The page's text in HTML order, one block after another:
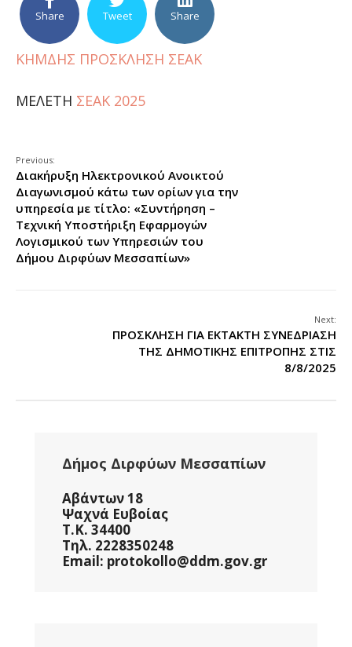
Share Tweet Share
ΚΗΜΔΗΣ ΠΡΟΣΚΛΗΣΗ ΣΕΑΚ
ΜΕΛΕΤΗ ΣΕΑΚ 2025
Previous:
Διακήρυξη Ηλεκτρονικού Ανοικτού
Διαγωνισμού κάτω των ορίων για την
υπηρεσία με τίτλο: «Συντήρηση –
Τεχνική Υποστήριξη Εφαρμογών
Λογισμικού των Υπηρεσιών του
Δήμου Διρφύων Μεσσαπίων»
Next:
ΠΡΟΣΚΛΗΣΗ ΓΙΑ ΕΚΤΑΚΤΗ ΣΥΝΕΔΡΙΑΣΗ
ΤΗΣ ΔΗΜΟΤΙΚΗΣ ΕΠΙΤΡΟΠΗΣ ΣΤΙΣ
8/8/2025
Δήμος Διρφύων Μεσσαπίων
Αβάντων 18
Ψαχνά Ευβοίας
Τ.Κ. 34400
Τηλ. 2228350248
Email: protokollo@ddm.gov.gr